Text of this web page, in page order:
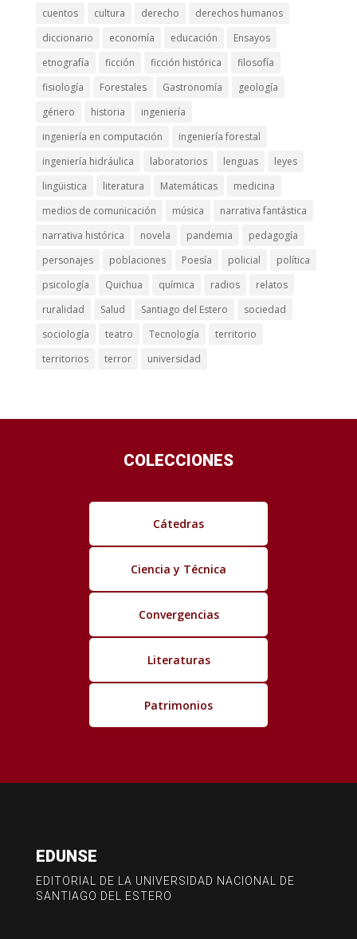
cuentos
cultura derecho
derechos humanos
diccionario
economía educación
Ensayos
etnografía
ficción ficción histórica
filosofía
fisiología
Forestales Gastronomía
geología
género
historia
ingeniería
ingeniería en computación
ingeniería forestal
ingeniería hidráulica
laboratorios lenguas
leyes
lingüistica
literatura Matemáticas
medicina
medios de comunicación
música
narrativa fantástica
narrativa histórica
novela pandemia
pedagogía
personajes
poblaciones Poesía policial
política
psicología
Quichua química radios
relatos
ruralidad
Salud Santiago del Estero
sociedad
sociología
teatro Tecnología
territorio
territorios
terror universidad
COLECCIONES
Cátedras
Ciencia y Técnica
Convergencias
Literaturas
Patrimonios
EDUNSE
EDITORIAL DE LA UNIVERSIDAD NACIONAL DE
SANTIAGO DEL ESTERO